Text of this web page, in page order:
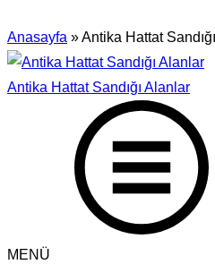
Anasayfa »Antika Hattat
Antika Hattat Sandığı Alanlar
MENÜ